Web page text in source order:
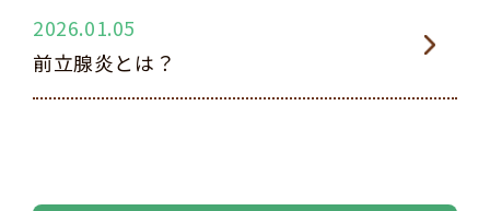
2026.01.05
前立腺炎とは？